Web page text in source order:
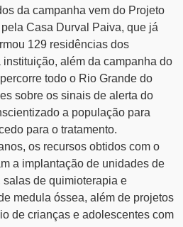
da campanha vem do Projeto
Casa Durval Paiva, que já
129 residências dos
além da campanha do
todo o Rio Grande do
sobre os sinais de alerta do
a população para
para o tratamento.
os recursos obtidos com o
a implantação de unidades de
de quimioterapia e
medula óssea, além de projetos
de crianças e adolescentes com